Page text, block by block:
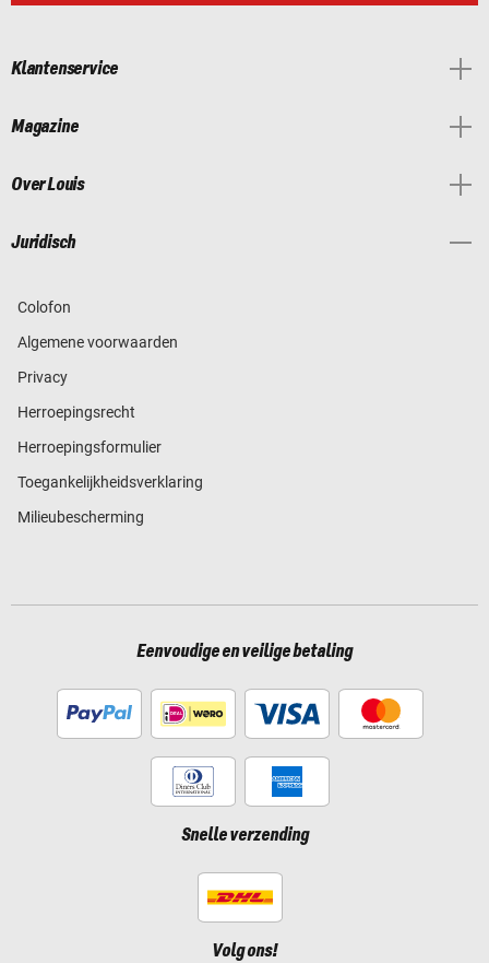
Klantenservice
Magazine
Over Louis
Juridisch
Colofon
Algemene voorwaarden
Privacy
Herroepingsrecht
Herroepingsformulier
Toegankelijkheidsverklaring
Milieubescherming
Eenvoudige en veilige betaling
Snelle verzending
Volg ons!